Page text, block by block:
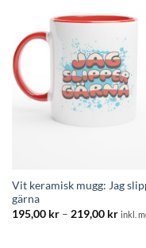
Vit keramisk mugg: Jag
gärna
195,00 kr – 219,00 kr inkl.